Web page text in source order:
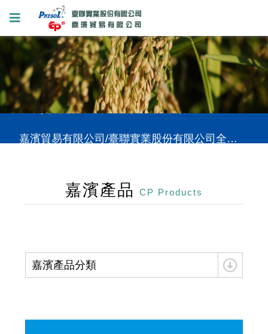
嘉濱貿易有限公司/臺聯實業股份有限公司全新網站上線，提供您更好的使用體驗。
嘉濱貿易有限公司/臺聯實業股份有限公司全新網站上線，提供您更好的使用體驗。
嘉濱產品 CP Products
嘉濱產品分類